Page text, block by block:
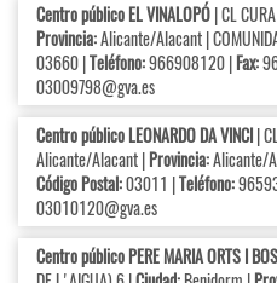
Centro público EL VINALOPÓ| CL
Provincia:Alicante/Alacant |
03660 |Teléfono:966908120 |Fax:
03009798@gva.es
Centro público LEONARDO DA VINCI|
Alicante/Alacant |Provincia:Alicante/
Código Postal:03011 |Teléfono:
03010120@gva.es
Centro público PERE MARIA ORTS I